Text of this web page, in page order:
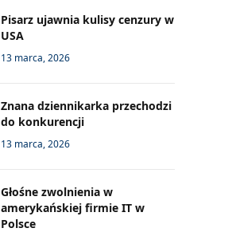
Pisarz ujawnia kulisy cenzury w
USA
13 marca, 2026
Znana dziennikarka przechodzi
do konkurencji
13 marca, 2026
Głośne zwolnienia w
amerykańskiej firmie IT w
Polsce